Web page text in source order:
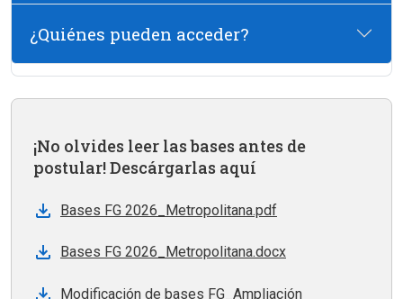
¿Quiénes pueden acceder?
¡No olvides leer las bases antes de
postular! Descárgarlas aquí
Bases FG 2026_Metropolitana.pdf
Bases FG 2026_Metropolitana.docx
Modificación de bases FG_Ampliación